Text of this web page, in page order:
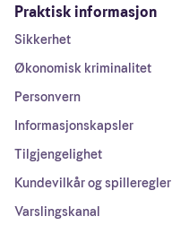
Praktisk informasjon
Sikkerhet
Økonomisk kriminalitet
Personvern
Informasjonskapsler
Tilgjengelighet
Kundevilkår og spilleregler
Varslingskanal